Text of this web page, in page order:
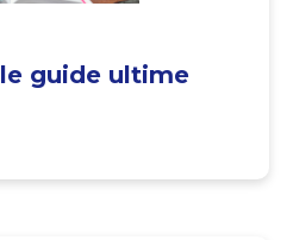
guide ultime